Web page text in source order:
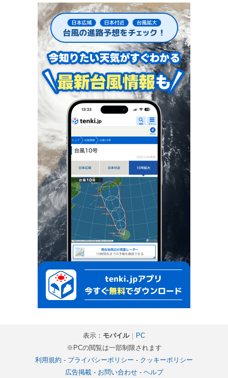
表示： モバイル｜ PC
※PCの閲覧は一部制限されます
利用規約 - プライバシーポリシー - クッキーポリシー
広告掲載- お問い合わせ- ヘルプ